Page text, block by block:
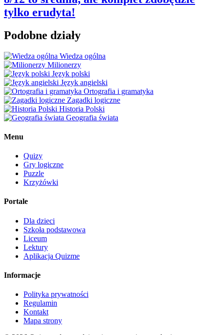
tylko erudyta!
Podobne działy
Wiedza ogólna
Milionerzy
Język polski
Język angielski
Ortografia i gramatyka
Zagadki logiczne
Historia Polski
Geografia świata
Menu
Quizy
Gry logiczne
Puzzle
Krzyżówki
Portale
Dla dzieci
Szkoła podstawowa
Liceum
Lektury
Aplikacja Quizme
Informacje
Polityka prywatności
Regulamin
Kontakt
Mapa strony